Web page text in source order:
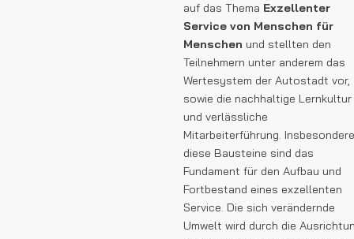
auf das Thema Exzellenter
Service von Menschen für
Menschen und stellten den
Teilnehmern unter anderem das
Wertesystem der Autostadt vor,
sowie die nachhaltige Lernkultur
und verlässliche
Mitarbeiterführung. Insbesondere
diese Bausteine sind das
Fundament für den Aufbau und
Fortbestand eines exzellenten
Service. Die sich verändernde
Umwelt wird durch die